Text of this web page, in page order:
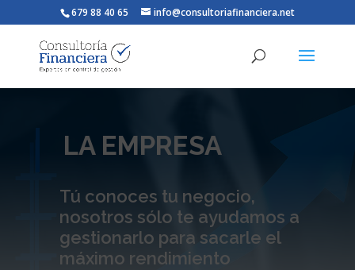
679 88 40 65 info@consultoriafinanciera.net
LA EMPRESA
Tú conoces tu negocio,
nosotros sólo te ayudamos a
gestionarlo para sacarle el
máximo rendimiento